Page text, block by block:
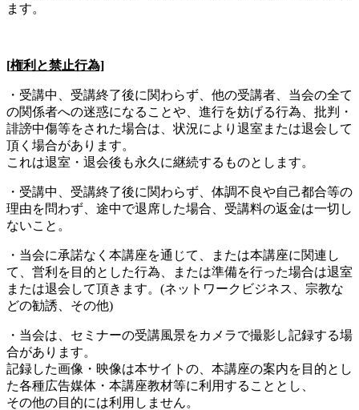
ます。
[権利と禁止行為]
・受講中、受講終了後に関わらず、他の受講者、当会の全て
の関係者への迷惑になることや、進行を妨げる行為、批判・
誹謗中傷等をされた場合は、状況により退室または退会して
頂く場合があります。
これは退室・退会後も永久に継続するものとします。
・受講中、受講終了後に関わらず、体調不良や自己都合等の
理由を問わず、途中で退席した場合、受講料の返金は一切し
ないこと。
・当会に承諾なく本講座を通じて、または本講座に関連し
て、営利を目的とした行為、または準備を行った場合は退室
または退会して頂きます。(ネットワークビジネス、宗教な
どの勧誘、その他)
・当会は、セミナーの受講風景をカメラで撮影し記録する場
合があります。
記録した画像・映像は本サイトの、本講座の案内を目的とし
た各種広告媒体・本講座教材等に利用することとし、
その他の目的には利用しません。